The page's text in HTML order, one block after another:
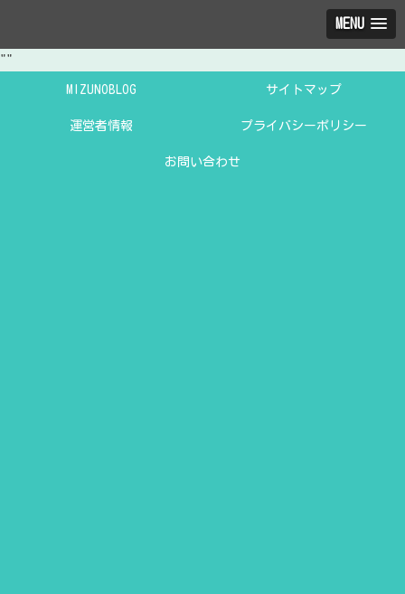
MENU
""
MIZUNOBLOG サイトマップ
運営者情報 プライバシーポリシー
お問い合わせ